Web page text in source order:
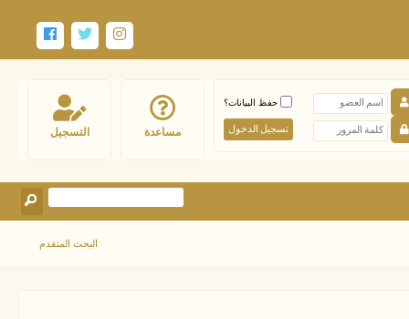
التسجيل مساعدة
حفظ البيانات؟
البحث المتقدم